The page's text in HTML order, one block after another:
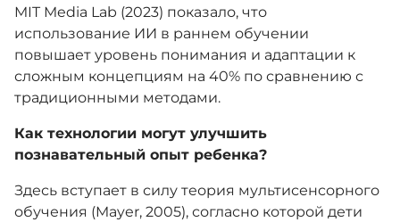
MIT Media Lab (2023) показало, что
использование ИИ в раннем обучении
повышает уровень понимания и адаптации к
сложным концепциям на 40% по сравнению с
традиционными методами.
Как технологии могут улучшить
познавательный опыт ребенка?
Здесь вступает в силу теория мультисенсорного
обучения (Mayer, 2005), согласно которой дети